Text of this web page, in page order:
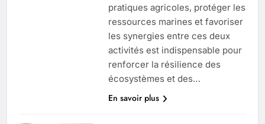
pratiques agricoles, protéger les
ressources marines et favoriser
les synergies entre ces deux
activités est indispensable pour
renforcer la résilience des
écosystèmes et des…
En savoir plus